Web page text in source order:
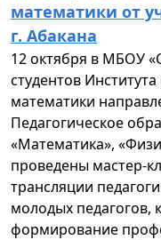
математики от
г. Абакана
12 октября в МБОУ
студентов
математики
Педагогическое
«Математика»,
проведены мастер-
трансляции
молодых педагогов,
формирование